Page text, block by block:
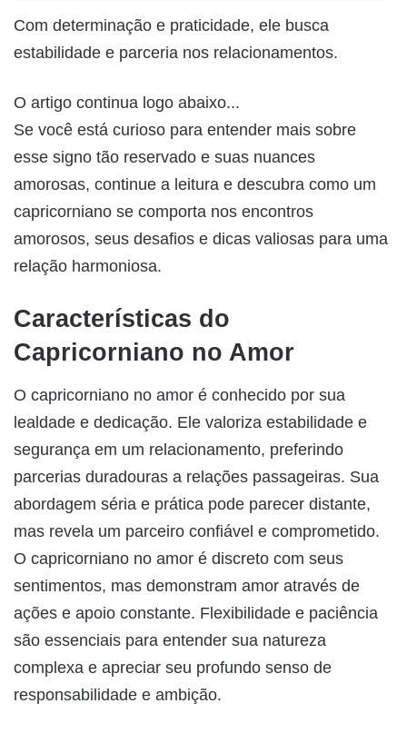
Com determinação e praticidade, ele busca
estabilidade e parceria nos relacionamentos.
O artigo continua logo abaixo...
Se você está curioso para entender mais sobre
esse signo tão reservado e suas nuances
amorosas, continue a leitura e descubra como um
capricorniano se comporta nos encontros
amorosos, seus desafios e dicas valiosas para uma
relação harmoniosa.
Características do
Capricorniano no Amor
O capricorniano no amor é conhecido por sua
lealdade e dedicação. Ele valoriza estabilidade e
segurança em um relacionamento, preferindo
parcerias duradouras a relações passageiras. Sua
abordagem séria e prática pode parecer distante,
mas revela um parceiro confiável e comprometido.
O capricorniano no amor é discreto com seus
sentimentos, mas demonstram amor através de
ações e apoio constante. Flexibilidade e paciência
são essenciais para entender sua natureza
complexa e apreciar seu profundo senso de
responsabilidade e ambição.